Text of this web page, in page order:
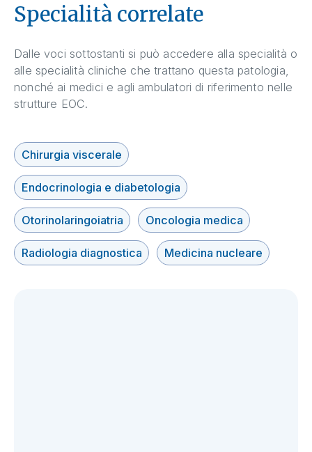
Specialità correlate
Dalle voci sottostanti si può accedere alla specialità o
alle specialità cliniche che trattano questa patologia,
nonché ai medici e agli ambulatori di riferimento nelle
strutture EOC.
Chirurgia viscerale
Endocrinologia e diabetologia
Otorinolaringoiatria Oncologia medica
Radiologia diagnostica Medicina nucleare